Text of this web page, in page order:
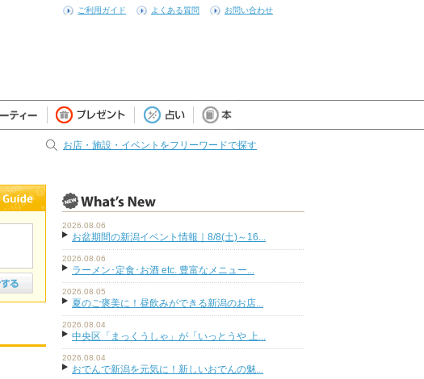
ご利用ガイド よくある質問 お問い合わせ
お店・施設・イベントをフリーワードで探す
2026.08.06
お盆期間の新潟イベント情報｜8/8(土)～16...
2026.08.06
ラーメン･定食･お酒 etc. 豊富なメニュー...
2026.08.05
夏のご褒美に！昼飲みができる新潟のお店...
2026.08.04
中央区「まっくうしゃ」が「いっとうや 上...
2026.08.04
おでんで新潟を元気に！新しいおでんの魅...